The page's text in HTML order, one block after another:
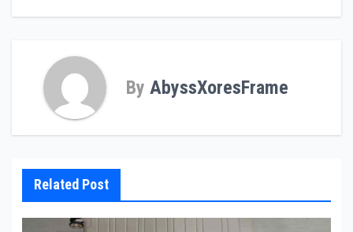
By AbyssXoresFrame
Related Post